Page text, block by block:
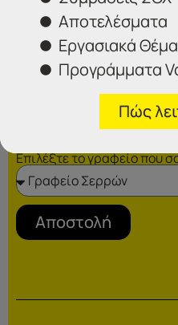
Επιλέξτε το γραφείο που
Αποστολή
Αποτελέσματα
Εργασιακά
Προγράμματα
Πώς